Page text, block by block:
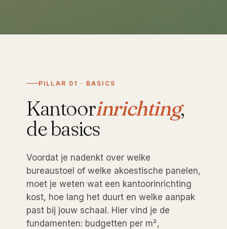
PILLAR 01 · BASICS
Kantoorinrichting,
de basics
Voordat je nadenkt over welke
bureaustoel of welke akoestische panelen,
moet je weten wat een kantoorinrichting
kost, hoe lang het duurt en welke aanpak
past bij jouw schaal. Hier vind je de
fundamenten: budgetten per m²,